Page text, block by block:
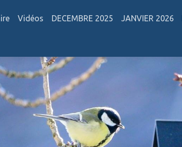
Vidéos DECEMBRE 2025 JANVIER 2026